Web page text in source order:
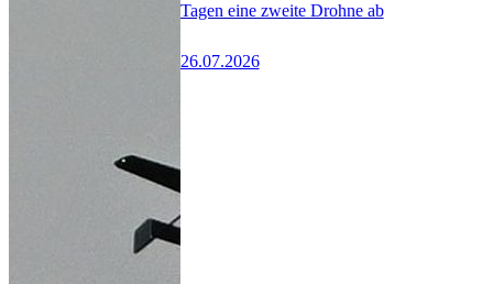
Tagen eine zweite Drohne ab
26.07.2026